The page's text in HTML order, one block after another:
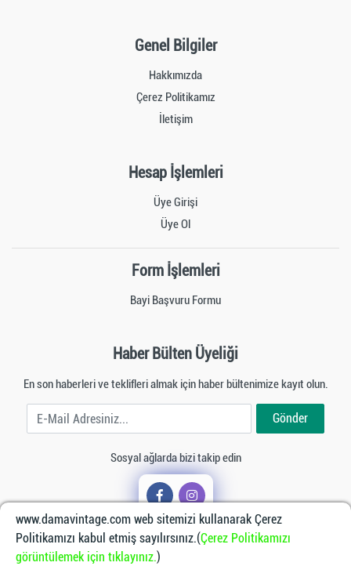
Genel Bilgiler
Hakkımızda
Çerez Politikamız
İletişim
Hesap İşlemleri
Üye Girişi
Üye Ol
Form İşlemleri
Bayi Başvuru Formu
Haber Bülten Üyeliği
En son haberleri ve teklifleri almak için haber bültenimize kayıt olun.
E-Mail Adresiniz Gönder
Sosyal ağlarda bizi takip edin
www.damavintage.com web sitemizi kullanarak Çerez
Politikamızı kabul etmiş sayılırsınız.(Çerez Politikamızı
görüntülemek için tıklayınız.)